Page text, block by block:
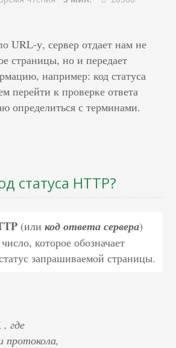
URL-у, сервер отдает нам не
страницы, но и передает
например: код статуса
перейти к проверке ответа
определиться с терминами.
статуса HTTP?
(иликод ответа сервера)
которое обозначает
запрашиваемой страницы.
, где
протокола,